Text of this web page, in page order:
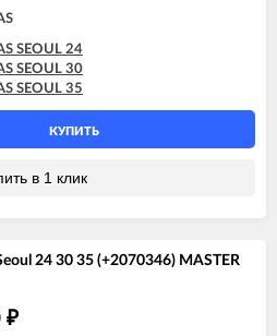
SEOUL 24
SEOUL 30
SEOUL 35
КУПИТЬ
в 1 клик
24 30 35 (+2070346) MASTER
₽